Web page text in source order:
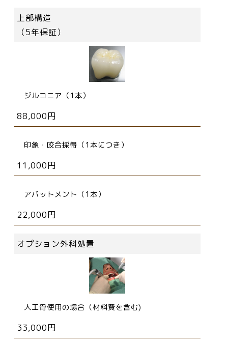
上部構造
（5年保証）
ジルコニア（1本）
88,000円
印象・咬合採得（1本につき）
11,000円
アバットメント（1本）
22,000円
オプション外科処置
人工骨使用の場合（材料費を含む)
33,000円